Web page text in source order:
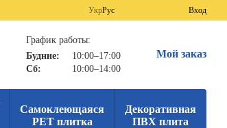
УкрРус Вход
График работы:
Будние:
10:00–17:00
Сб:
10:00–14:00
Мой заказ
Самоклеющаяся
PET плитка
Декоративная
ПВХ плита